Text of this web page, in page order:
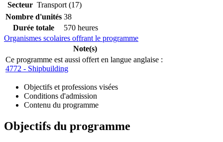
Secteur Transport (17)
Nombre d'unités 38
Durée totale
570 heures
Organismes scolaires offrant le programme
Note(s)
Ce programme est aussi offert en langue anglaise :
4772 - Shipbuilding
Objectifs et professions visées
Conditions d'admission
Contenu du programme
Objectifs du programme